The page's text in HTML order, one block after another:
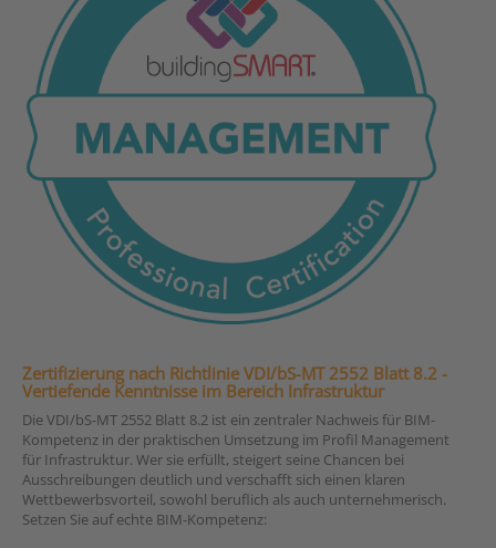
Zertifizierung nach Richtlinie VDI/bS-MT 2552 Blatt 8.2 -
Vertiefende Kenntnisse im Bereich Infrastruktur
Die VDI/bS-MT 2552 Blatt 8.2 ist ein zentraler Nachweis für BIM-
Kompetenz in der praktischen Umsetzung im Profil Management
für Infrastruktur. Wer sie erfüllt, steigert seine Chancen bei
Ausschreibungen deutlich und verschafft sich einen klaren
Wettbewerbsvorteil, sowohl beruflich als auch unternehmerisch.
Setzen Sie auf echte BIM-Kompetenz: